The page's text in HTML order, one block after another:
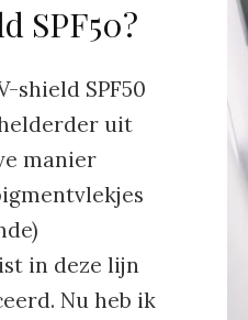
SPF50?
shield SPF50
uit
manier
in deze lijn
Nu heb ik